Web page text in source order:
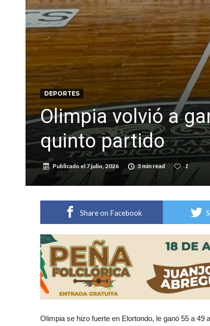
DEPORTES
Olimpia volvió a
quinto partido
Publicado el7 julio, 2026 3 min read 1
Share on Facebook
Olimpia se hizo fuerte en Elortondo, le ganó 55 a